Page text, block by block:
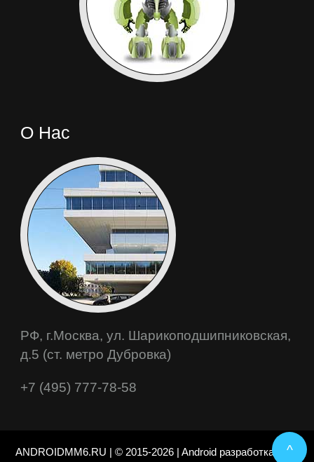
О Нас
РФ, г.Москва, ул. Шарикоподшипниковская,
д.5 (ст. метро Дубровка)
+7 (495) 777-78-58
ANDROIDMM6.RU | © 2015-2026 | Android разработка ^